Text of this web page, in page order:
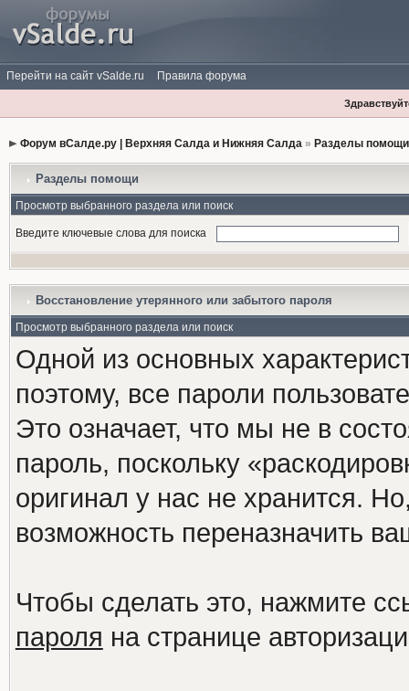
Перейти на сайт vSalde.ru Правила форума
Форум вСалде.ру | Верхняя Салда и Нижняя Салда» Разделы
Разделы помощи
Просмотр выбранного раздела или поиск
Введите ключевые слова для поиска
Восстановление утерянного или забытого пароля
Просмотр выбранного раздела или поиск
Одной из основных
поэтому, все пароли
Это означает, что мы не в
пароль, поскольку
оригинал у нас не хранится.
возможность переназначить
Чтобы сделать это, нажмите
пароля на странице